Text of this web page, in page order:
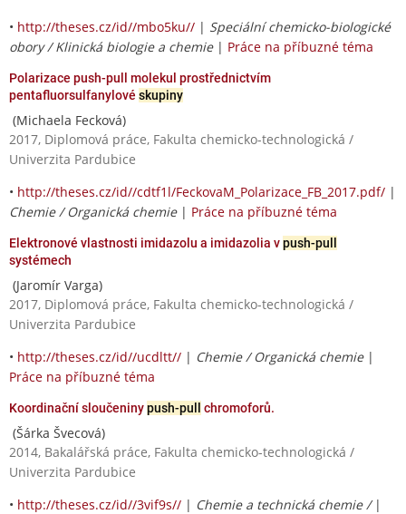
• http://theses.cz/id//mbo5ku// | Speciální chemicko-biologické
obory / Klinická biologie a chemie| Práce na příbuzné téma
Polarizace push-pull molekul prostřednictvím
pentafluorsulfanylové skupiny
(Michaela Fecková)
2017, Diplomová práce, Fakulta chemicko-technologická /
Univerzita Pardubice
• http://theses.cz/id//cdtf1l/FeckovaM_Polarizace_FB_2017.pdf/ |
Chemie / Organická chemie| Práce na příbuzné téma
Elektronové vlastnosti imidazolu a imidazolia vpush-pull
systémech
(Jaromír Varga)
2017, Diplomová práce, Fakulta chemicko-technologická /
Univerzita Pardubice
• http://theses.cz/id//ucdltt// | Chemie / Organická chemie|
Práce na příbuzné téma
Koordinační sloučeninypush-pull chromoforů.
(Šárka Švecová)
2014, Bakalářská práce, Fakulta chemicko-technologická /
Univerzita Pardubice
• http://theses.cz/id//3vif9s// | Chemie a technická chemie / |